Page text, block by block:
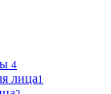
4
лица1